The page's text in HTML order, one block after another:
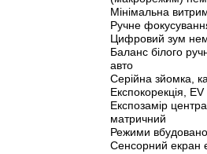
Мінімальна
Ручне
Цифровий зум
Баланс білого
авто
Серійна зйомка,
Експокорекція,
Експозамір
матричний
Режими
Сенсорний екран